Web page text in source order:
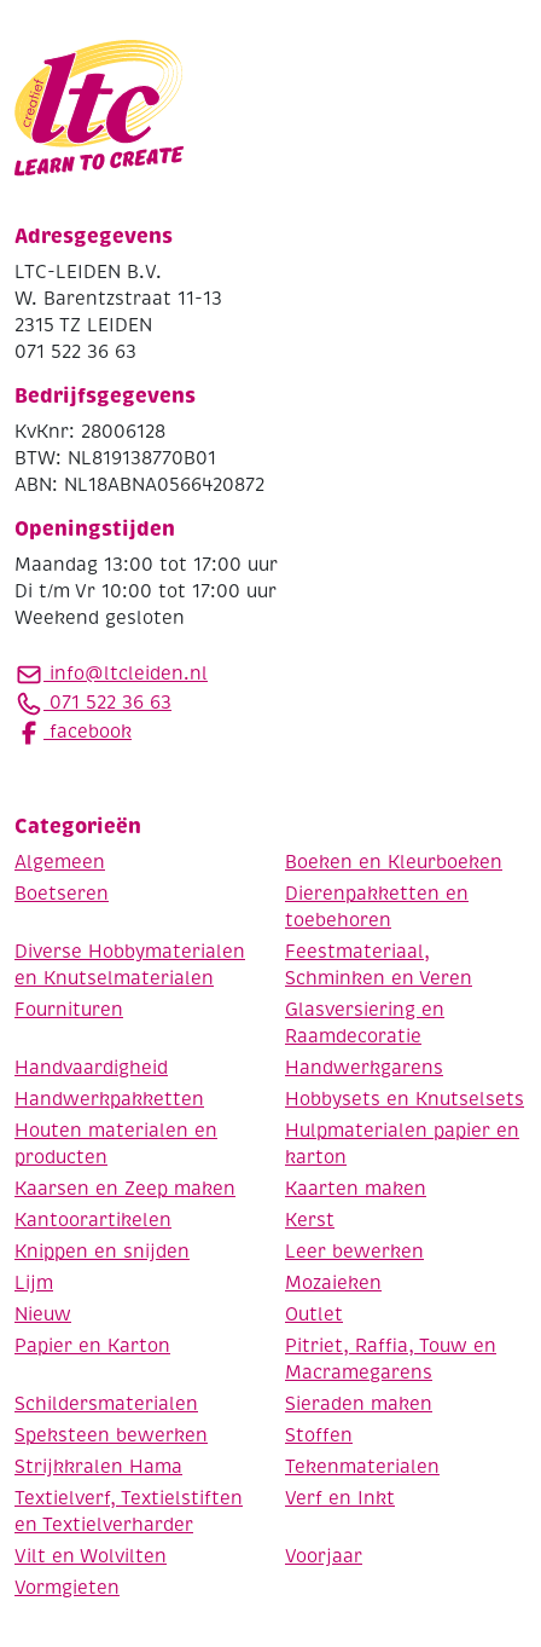
Adresgegevens
LTC-LEIDEN B.V.
W. Barentzstraat 11-13
2315 TZ LEIDEN
071 522 36 63
Bedrijfsgegevens
KvKnr: 28006128
BTW: NL819138770B01
ABN: NL18ABNA0566420872
Openingstijden
Maandag 13:00 tot 17:00 uur
Di t/m Vr 10:00 tot 17:00 uur
Weekend gesloten
info@ltcleiden.nl
071 522 36 63
facebook
Categorieën
Algemeen
Boeken en Kleurboeken
Boetseren
Dierenpakketten en
toebehoren
Diverse Hobbymaterialen
en Knutselmaterialen
Feestmateriaal,
Schminken en Veren
Fournituren
Glasversiering en
Raamdecoratie
Handvaardigheid
Handwerkgarens
Handwerkpakketten
Hobbysets en Knutselsets
Houten materialen en
producten
Hulpmaterialen papier en
karton
Kaarsen en Zeep maken
Kaarten maken
Kantoorartikelen
Kerst
Knippen en snijden
Leer bewerken
Lijm
Mozaieken
Nieuw
Outlet
Papier en Karton
Pitriet, Raffia, Touw en
Macramegarens
Schildersmaterialen
Sieraden maken
Speksteen bewerken
Stoffen
Strijkkralen Hama
Tekenmaterialen
Textielverf, Textielstiften
en Textielverharder
Verf en Inkt
Vilt en Wolvilten
Voorjaar
Vormgieten